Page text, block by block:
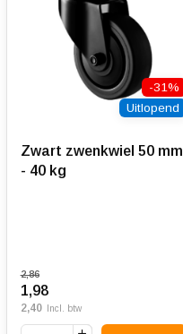
-31%
Uitlopend
Zwart zwenkwiel 50 mm
- 40 kg
2,86
1,98
2,40 Incl. btw